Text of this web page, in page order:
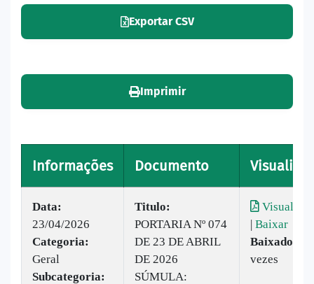
Exportar CSV
Imprimir
Informações Documento Visualizar
Data:
23/04/2026
Categoria:
Geral
Subcategoria:
Titulo:
PORTARIA Nº 074
DE 23 DE ABRIL
DE 2026
SÚMULA:
Visualizar
| Baixar
Baixado:
vezes